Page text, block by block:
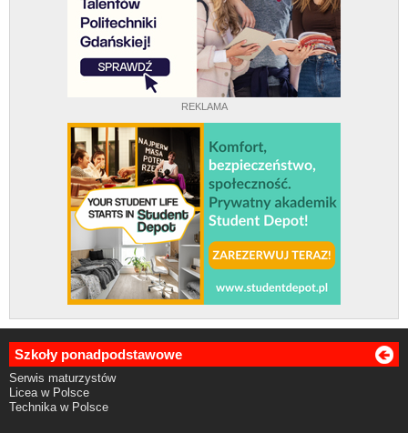
REKLAMA
Szkoły ponadpodstawowe
Serwis maturzystów
Licea w Polsce
Technika w Polsce